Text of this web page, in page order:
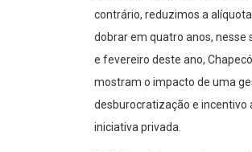
contrário, reduzimos a
dobrar em quatro anos, nesse
e fevereiro deste ano,
mostram o impacto de uma
desburocratização e incentivo
iniciativa privada.